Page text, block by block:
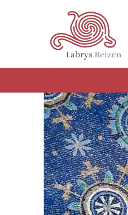
Terug naar hoofdinhoud